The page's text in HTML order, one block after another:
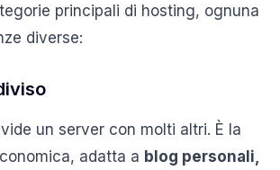
principali di hosting, ognuna
diverse:
un server con molti altri. È la
adatta a blog personali,